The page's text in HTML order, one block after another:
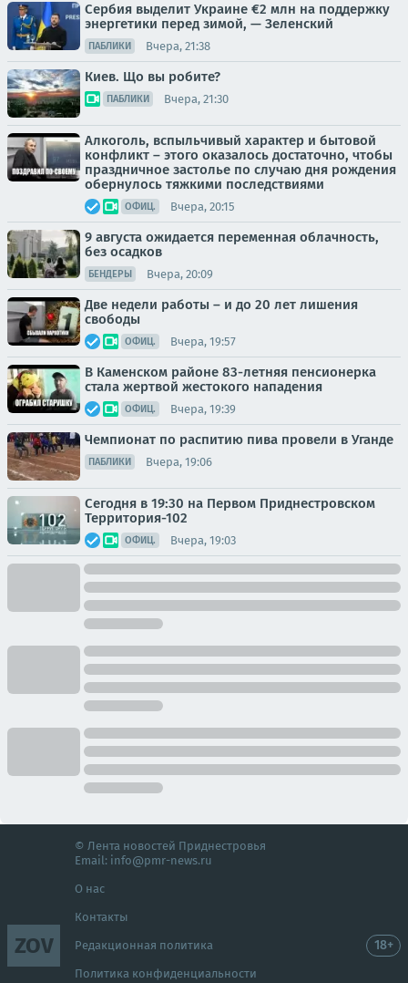
Сербия выделит Украине €2 млн на поддержку
энергетики перед зимой, — Зеленский
ПАБЛИКИ Вчера, 21:38
Киев. Що вы робите?
ПАБЛИКИ Вчера, 21:30
Алкоголь, вспыльчивый характер и бытовой
конфликт – этого оказалось достаточно, чтобы
праздничное застолье по случаю дня рождения
обернулось тяжкими последствиями
ОФИЦ. Вчера, 20:15
9 августа ожидается переменная облачность,
без осадков
БЕНДЕРЫ Вчера, 20:09
Две недели работы – и до 20 лет лишения
свободы
ОФИЦ. Вчера, 19:57
В Каменском районе 83-летняя пенсионерка
стала жертвой жестокого нападения
ОФИЦ. Вчера, 19:39
Чемпионат по распитию пива провели в Уганде
ПАБЛИКИ Вчера, 19:06
Сегодня в 19:30 на Первом Приднестровском
Территория-102
ОФИЦ. Вчера, 19:03
ZOV
© Лента новостей Приднестровья
Email: info@pmr-news.ru
О нас
Контакты
Редакционная политика
Политика конфиденциальности
18+